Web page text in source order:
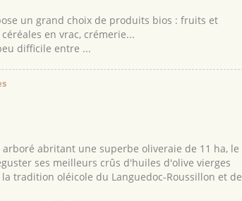
un grand choix de produits bios : fruits et
en vrac, crémerie...
difficile entre ...
abritant une superbe oliveraie de 11 ha, le
ses meilleurs crûs d'huiles d'olive vierges
tradition oléicole du Languedoc-Roussillon et de